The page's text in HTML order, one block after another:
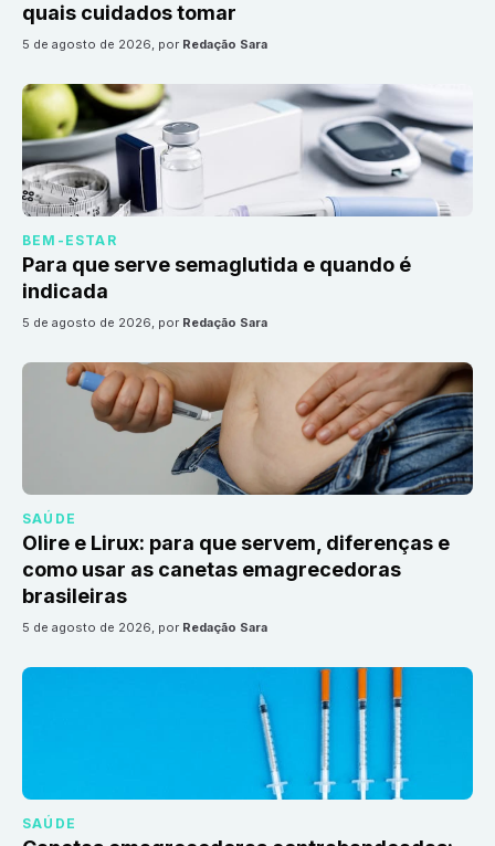
quais cuidados tomar
5 de agosto de 2026, por Redação Sara
BEM-ESTAR
Para que serve semaglutida e quando é
indicada
5 de agosto de 2026, por Redação Sara
SAÚDE
Olire e Lirux: para que servem, diferenças e
como usar as canetas emagrecedoras
brasileiras
5 de agosto de 2026, por Redação Sara
SAÚDE